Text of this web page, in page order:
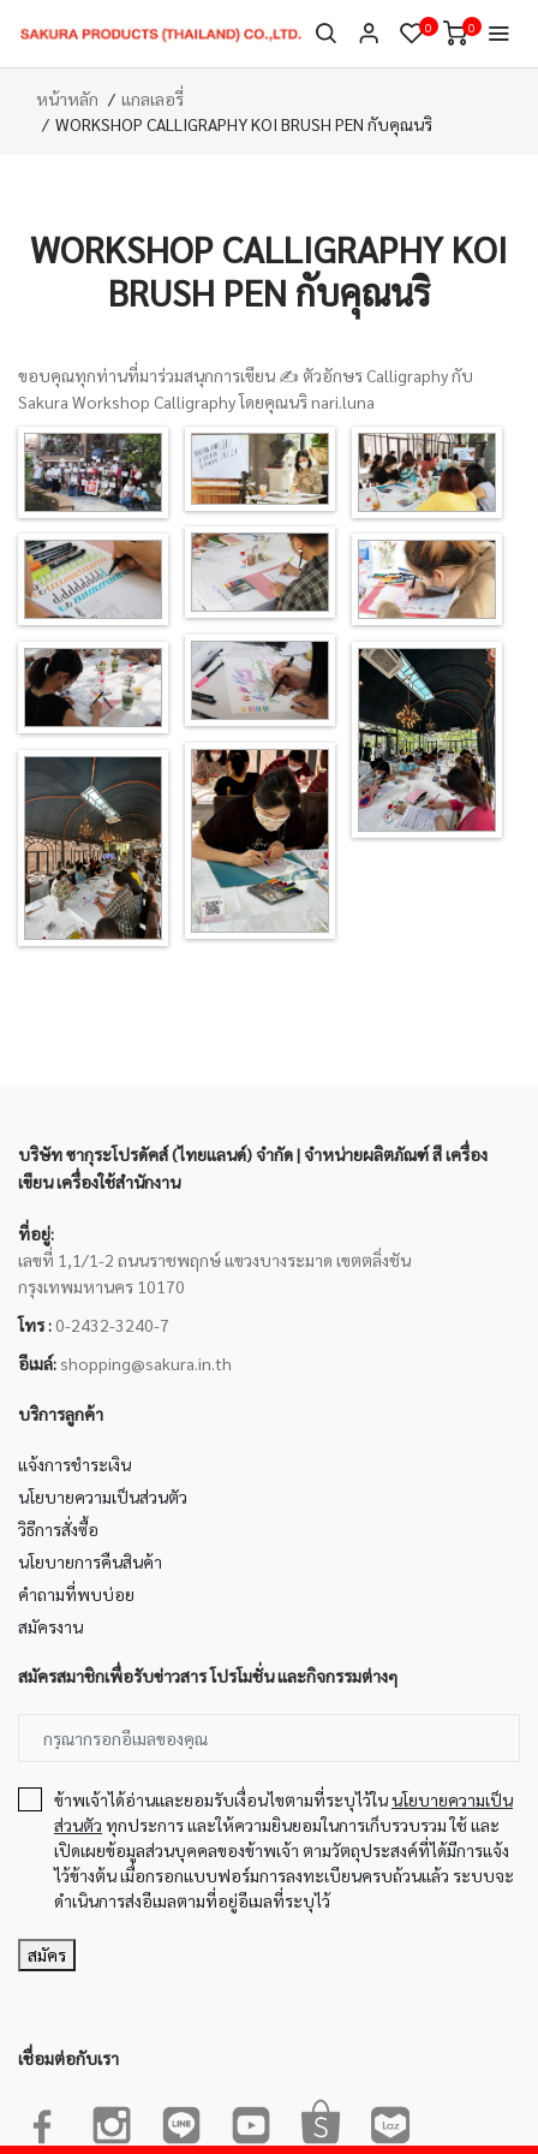
0 0
หน้าหลัก
แกลเลอรี่
WORKSHOP CALLIGRAPHY KOI BRUSH PEN กับคุณนริ
WORKSHOP CALLIGRAPHY KOI
BRUSH PEN กับคุณนริ
ขอบคุณทุกท่านที่มาร่วมสนุกการเขียน ✍️ ตัวอักษร Calligraphy กับ
Sakura Workshop Calligraphy โดยคุณนริ nari.luna
บริษัท ซากุระโปรดัคส์ (ไทยแลนด์) จำกัด | จำหน่ายผลิตภัณฑ์ สี เครื่อง
เขียน เครื่องใช้สำนักงาน
ที่อยู่:
เลขที่ 1,1/1-2 ถนนราชพฤกษ์ แขวงบางระมาด เขตตลิ่งชัน
กรุงเทพมหานคร 10170
โทร : 0-2432-3240-7
อีเมล์: shopping@sakura.in.th
บริการลูกค้า
แจ้งการชำระเงิน
นโยบายความเป็นส่วนตัว
วิธีการสั่งซื้อ
นโยบายการคืนสินค้า
คำถามที่พบบ่อย
สมัครงาน
สมัครสมาชิกเพื่อรับข่าวสาร โปรโมชั่น และกิจกรรมต่างๆ
ข้าพเจ้าได้อ่านและยอมรับเงื่อนไขตามที่ระบุไว้ในนโยบายความเป็น
ส่วนตัว ทุกประการ และให้ความยินยอมในการเก็บรวบรวม ใช้ และ
เปิดเผยข้อมูลส่วนบุคคลของข้าพเจ้า ตามวัตถุประสงค์ที่ได้มีการแจ้ง
ไว้ข้างต้น เมื่อกรอกแบบฟอร์มการลงทะเบียนครบถ้วนแล้ว ระบบจะ
ดำเนินการส่งอีเมลตามที่อยู่อีเมลที่ระบุไว้
สมัคร
เชื่อมต่อกับเรา